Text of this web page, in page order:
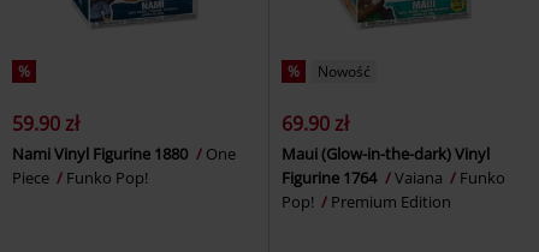
%
59.90 zł
Nami Vinyl Figurine 1880
One
Piece
Funko Pop!
% Nowość
69.90 zł
Maui (Glow-in-the-dark) Vinyl
Figurine 1764
Vaiana
Funko
Pop!
Premium Edition